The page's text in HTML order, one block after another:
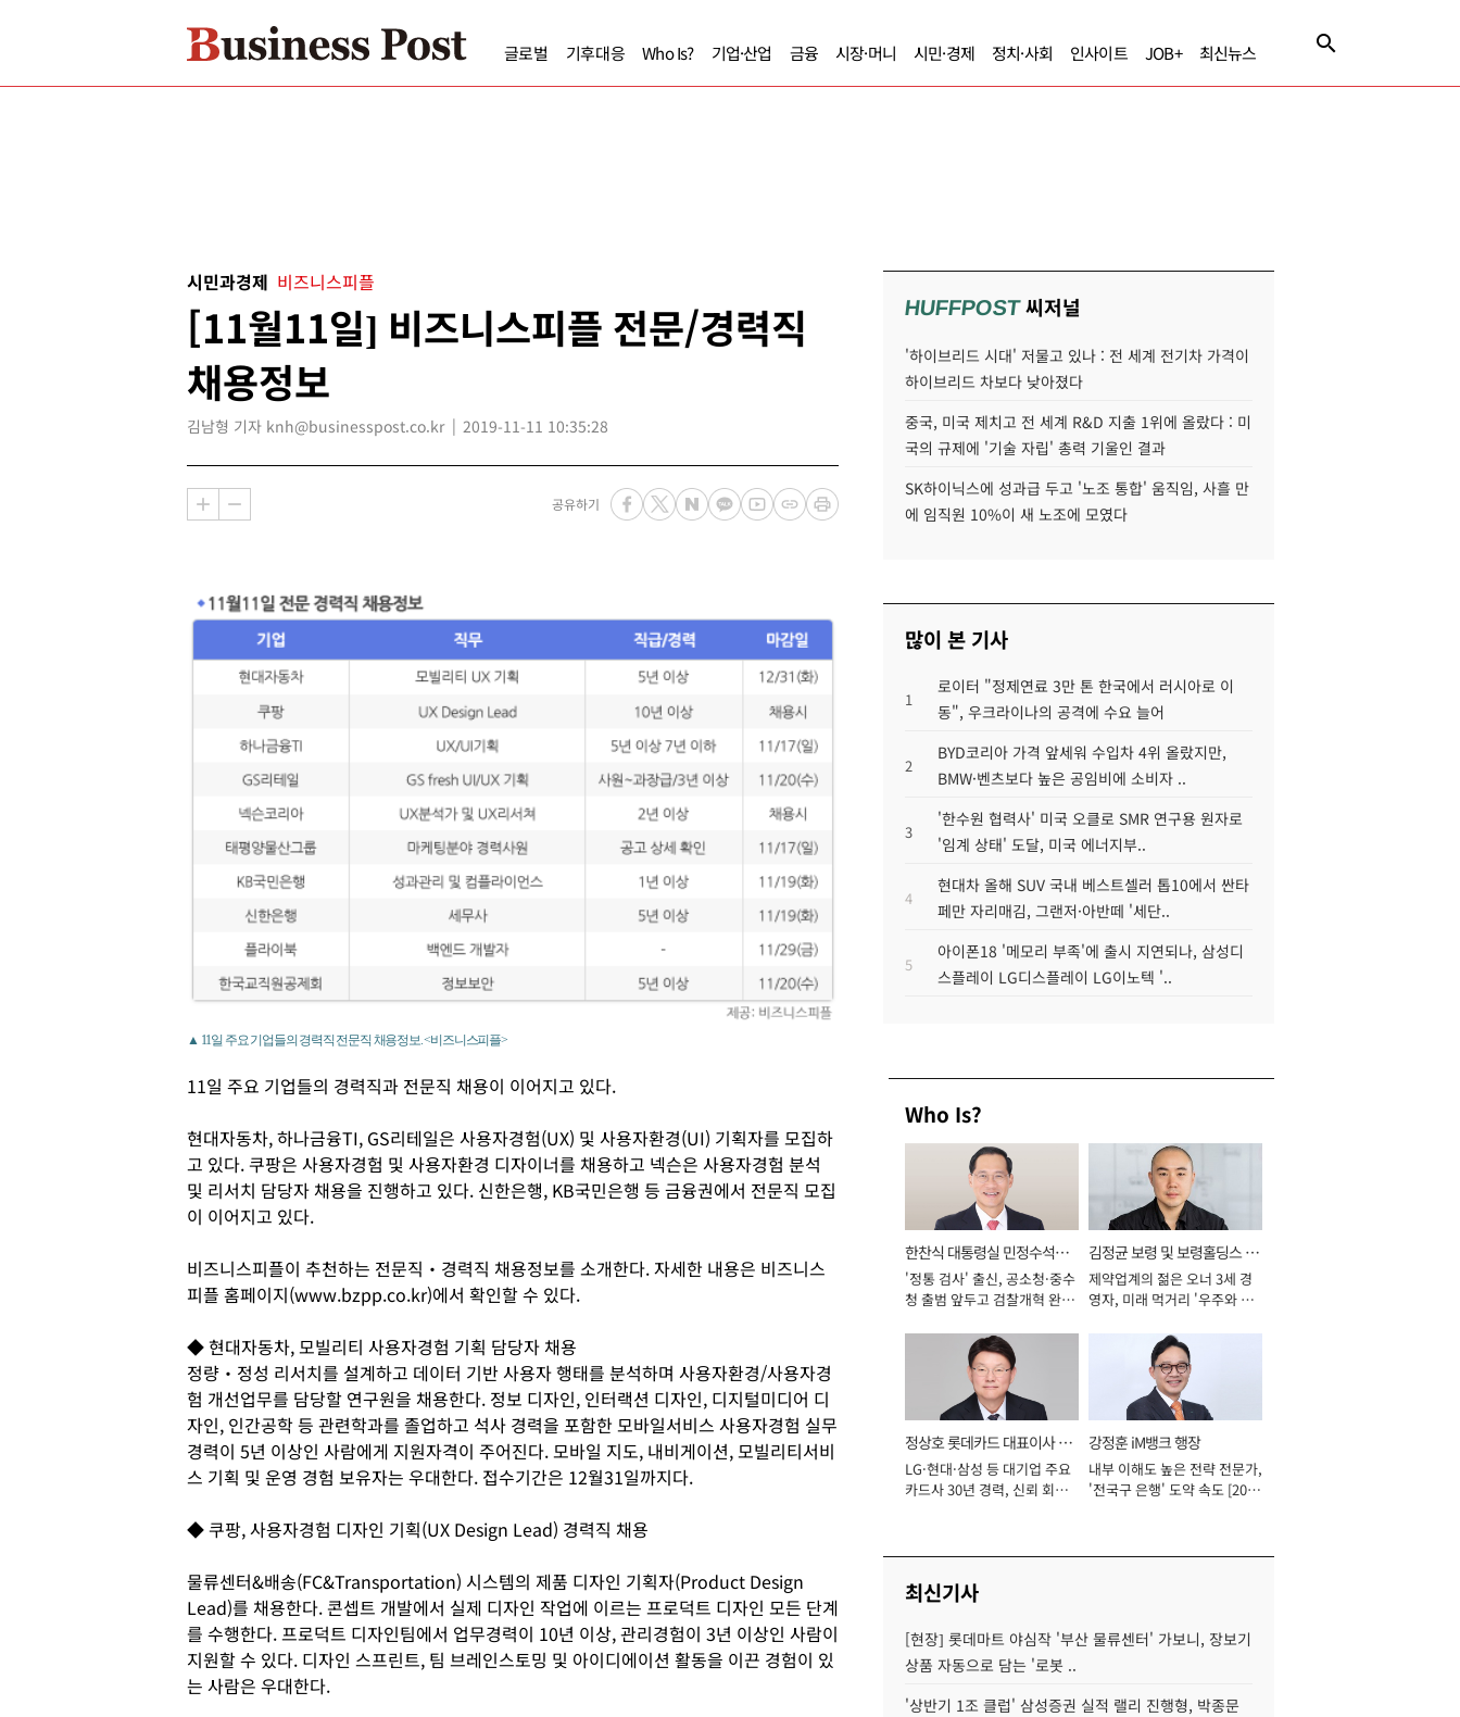
글로벌 기후대응 Who Is? 기업·산업 금융 시장·머니 시민·경제 정치·사회 인사이트 JOB+ 최신뉴스
시민과경제 비즈니스피플
[11월11일] 비즈니스피플 전문/경력직
채용정보
김남형 기자 knh@businesspost.co.kr 2019-11-11 10:35:28
공유하기
▲ 11일 주요 기업들의 경력직 전문직 채용정보. <비즈니스피플>
11일 주요 기업들의 경력직과 전문직 채용이 이어지고 있다.
현대자동차, 하나금융TI, GS리테일은 사용자경험(UX) 및 사용자환경(UI) 기획자를 모집하
고 있다. 쿠팡은 사용자경험 및 사용자환경 디자이너를 채용하고 넥슨은 사용자경험 분석
및 리서치 담당자 채용을 진행하고 있다. 신한은행, KB국민은행 등 금융권에서 전문직 모집
이 이어지고 있다.
비즈니스피플이 추천하는 전문직‧경력직 채용정보를 소개한다. 자세한 내용은 비즈니스
피플 홈페이지(www.bzpp.co.kr)에서 확인할 수 있다.
◆ 현대자동차, 모빌리티 사용자경험 기획 담당자 채용
정량‧정성 리서치를 설계하고 데이터 기반 사용자 행태를 분석하며 사용자환경/사용자경
험 개선업무를 담당할 연구원을 채용한다. 정보 디자인, 인터랙션 디자인, 디지털미디어 디
자인, 인간공학 등 관련학과를 졸업하고 석사 경력을 포함한 모바일서비스 사용자경험 실무
경력이 5년 이상인 사람에게 지원자격이 주어진다. 모바일 지도, 내비게이션, 모빌리티서비
스 기획 및 운영 경험 보유자는 우대한다. 접수기간은 12월31일까지다.
◆ 쿠팡, 사용자경험 디자인 기획(UX Design Lead) 경력직 채용
물류센터&배송(FC&Transportation) 시스템의 제품 디자인 기획자(Product Design
Lead)를 채용한다. 콘셉트 개발에서 실제 디자인 작업에 이르는 프로덕트 디자인 모든 단계
를 수행한다. 프로덕트 디자인팀에서 업무경력이 10년 이상, 관리경험이 3년 이상인 사람이
지원할 수 있다. 디자인 스프린트, 팀 브레인스토밍 및 아이디에이션 활동을 이끈 경험이 있
는 사람은 우대한다.
HUFFPOST씨저널
'하이브리드 시대' 저물고 있나 : 전 세계 전기차 가격이
하이브리드 차보다 낮아졌다
중국, 미국 제치고 전 세계 R&D 지출 1위에 올랐다 : 미
국의 규제에 '기술 자립' 총력 기울인 결과
SK하이닉스에 성과급 두고 '노조 통합' 움직임, 사흘 만
에 임직원 10%이 새 노조에 모였다
많이 본 기사
1
로이터 "정제연료 3만 톤 한국에서 러시아로 이
동", 우크라이나의 공격에 수요 늘어
2
BYD코리아 가격 앞세워 수입차 4위 올랐지만,
BMW·벤츠보다 높은 공임비에 소비자 ..
3
'한수원 협력사' 미국 오클로 SMR 연구용 원자로
'임계 상태' 도달, 미국 에너지부..
4
현대차 올해 SUV 국내 베스트셀러 톱10에서 싼타
페만 자리매김, 그랜저·아반떼 '세단..
5
아이폰18 '메모리 부족'에 출시 지연되나, 삼성디
스플레이 LG디스플레이 LG이노텍 '..
Who Is?
한찬식 대통령실 민정수석비
서관
'정통 검사' 출신, 공소청·중수
청 출범 앞두고 검찰개혁 완수
김정균 보령 및 보령홀딩스 대
표이사 사장
제약업계의 젊은 오너 3세 경
영자, 미래 먹거리 '우주와 헬
정상호 롯데카드 대표이사 사
장
LG·현대·삼성 등 대기업 주요
카드사 30년 경력, 신뢰 회복
강정훈 iM뱅크 행장
내부 이해도 높은 전략 전문가,
'전국구 은행' 도약 속도 [2026
최신기사
[현장] 롯데마트 야심작 '부산 물류센터' 가보니, 장보기
상품 자동으로 담는 '로봇 ..
'상반기 1조 클럽' 삼성증권 실적 랠리 진행형, 박종문